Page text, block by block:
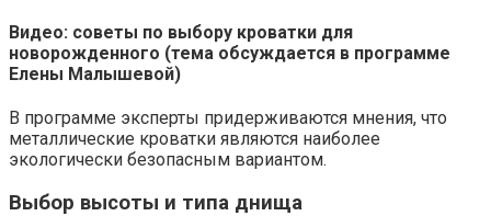
Видео: советы по выбору кроватки для
новорожденного (тема обсуждается в программе
Елены Малышевой)
В программе эксперты придерживаются мнения, что
металлические кроватки являются наиболее
экологически безопасным вариантом.
Выбор высоты и типа днища